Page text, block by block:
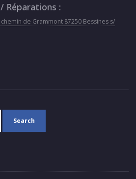
Réparations :
de Grammont 87250 Bessines s/